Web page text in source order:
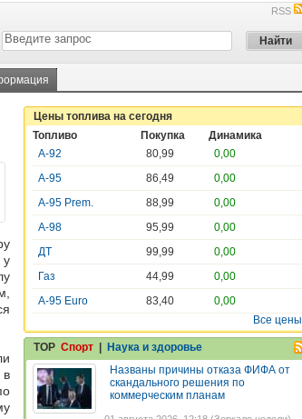
RSS
в
Цены топлива на сегодня
Топливо
Покупка
Динамика
А-92
80,99
0,00
А-95
86,49
0,00
А-95 Prem.
88,99
0,00
А-98
95,99
0,00
ДТ
99,99
0,00
Газ
44,99
0,00
A-95 Euro
83,40
0,00
Все цены
TOP Спорт
Наука и здоровье
Названы причины отказа ФИФА от
скандального решения по
коммерческим планам